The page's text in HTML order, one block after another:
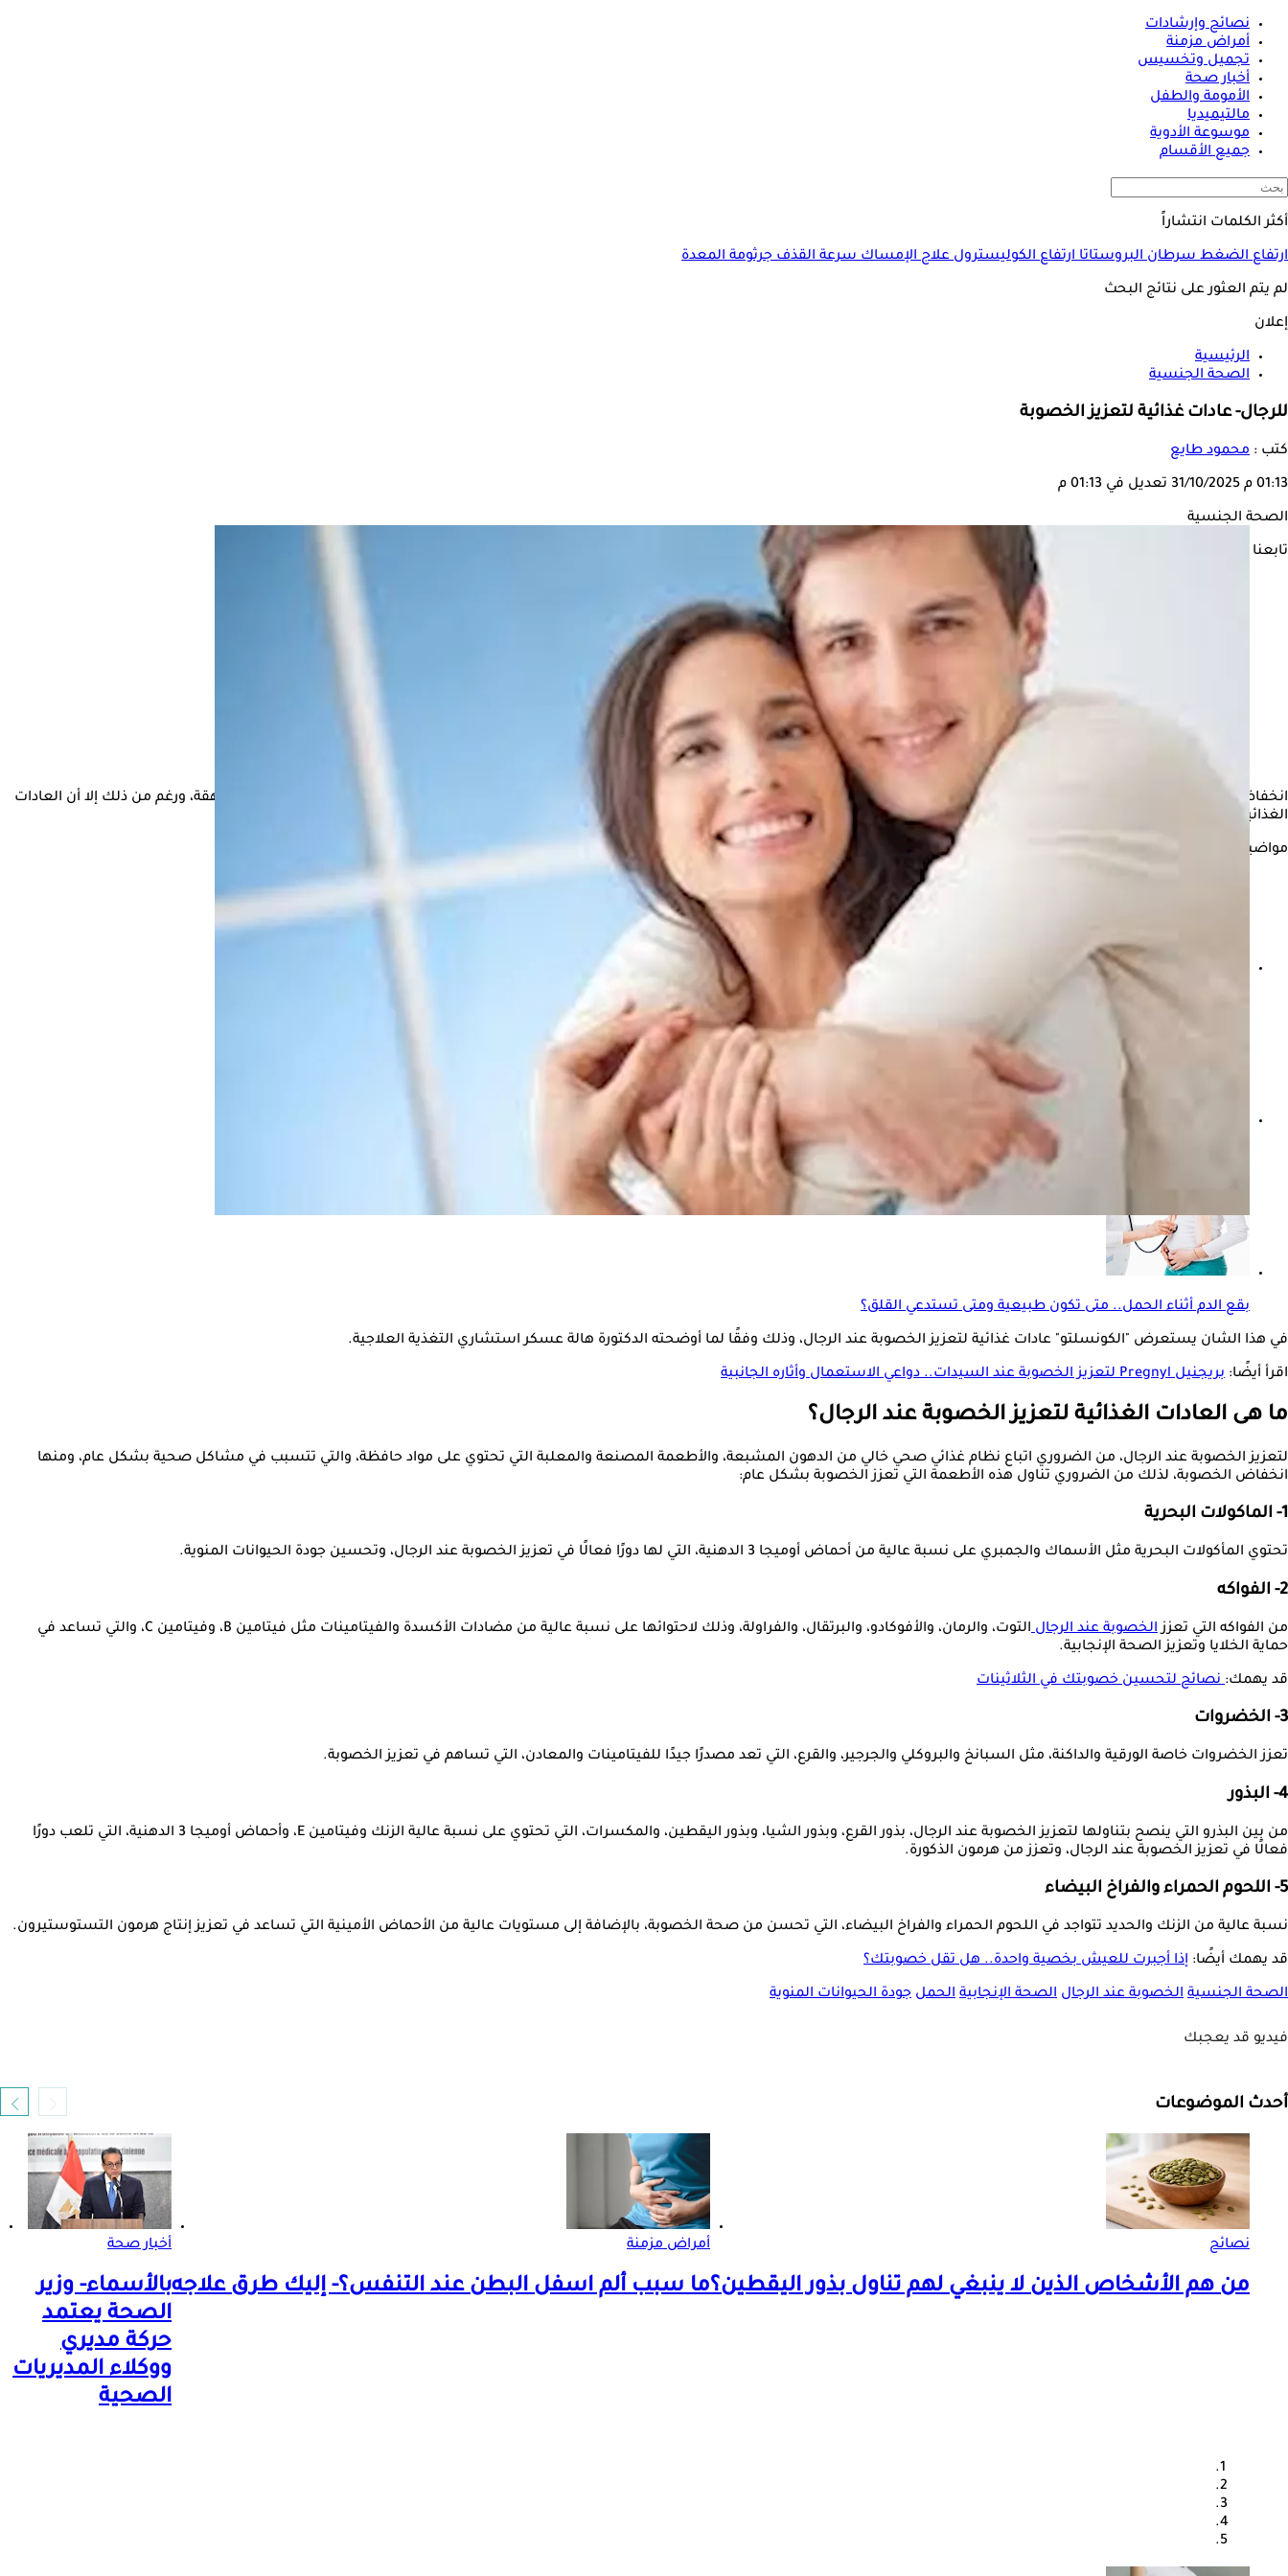
نصائح وإرشادات
أمراض مزمنة
تجميل وتخسيس
أخبار صحة
الأمومة والطفل
مالتيميديا
موسوعة الأدوية
جميع الأقسام
أكثر الكلمات انتشاراً
ارتفاع الضغطسرطان البروستاتاارتفاع الكوليسترولعلاج الإمساكسرعة القذفجرثومة المعدة
لم يتم العثور على نتائج البحث
إعلان
الرئيسية
الصحة الجنسية
للرجال- عادات غذائية لتعزيز الخصوبة
كتب : محمود طايع
01:13 م 31/10/2025 تعديل في 01:13 م
الصحة الجنسية
تابعنا على
انخفاض الخصوبة عند الرجال، من الحالات الصحية التي تتطلب التدخل الطبي لضمان القدرة على الإنجاب، وعدم حدوث بعض التهديدات المعقدة، التي تتطلب إجراءات طبية مرهقة، ورغم من ذلك إلا أن العادات
الغذائية لها دورًا فعالًا في هذه الحالة.
مواضيع ذات صلة
هل يؤثر مضغ التبغ على صحة الحيوانات المنوية عند الرجال؟
بقع الدم أثناء الحمل.. متى تكون طبيعية ومتى تستدعي القلق؟
في هذا الشان يستعرض "الكونسلتو" عادات غذائية لتعزيز الخصوبة عند الرجال، وذلك وفقًا لما أوضحته الدكتورة هالة عسكر استشاري التغذية العلاجية.
اقرأ أيضًا: بريجنيل Pregnyl لتعزيز الخصوبة عند السيدات.. دواعي الاستعمال وأثاره الجانبية
ما هى العادات الغذائية لتعزيز الخصوبة عند الرجال؟
لتعزيز الخصوبة عند الرجال، من الضروري اتباع نظام غذائي صحي خالي من الدهون المشبعة، والأطعمة المصنعة والمعلبة التي تحتوي على مواد حافظة، والتي تتسبب في مشاكل صحية بشكل عام، ومنها
انخفاض الخصوبة، لذلك من الضروري تناول هذه الأطعمة التي تعزز الخصوبة بشكل عام:
1- الماكولات البحرية
تحتوي المأكولات البحرية مثل الأسماك والجمبري على نسبة عالية من أحماض أوميجا 3 الدهنية، التي لها دورًا فعالًا في تعزيز الخصوبة عند الرجال، وتحسين جودة الحيوانات المنوية.
2- الفواكه
من الفواكه التي تعززالخصوبة عند الرجال
التوت، والرمان، والأفوكادو، والبرتقال، والفراولة، وذلك لاحتوائها على نسبة عالية من مضادات الأكسدة والفيتامينات مثل فيتامين B، وفيتامين C، والتي تساعد في
حماية الخلايا وتعزيز الصحة الإنجابية.
قد يهمك:نصائح لتحسين خصوبتك في الثلاثينات
3- الخضروات
تعزز الخضروات خاصة الورقية والداكنة، مثل السبانخ والبروكلي والجرجير، والقرع، التي تعد مصدرًا جيدًا للفيتامينات والمعادن، التي تساهم في تعزيز الخصوبة.
4- البذور
من بين البذرو التي ينصح بتناولها لتعزيز الخصوبة عند الرجال، بذور القرع، وبذور الشيا، وبذور اليقطين، والمكسرات، التي تحتوي على نسبة عالية الزنك وفيتامين E، وأحماض أوميجا 3 الدهنية، التي تلعب دورًا
فعالًا في تعزيز الخصوبة عند الرجال، وتعزز من هرمون الذكورة.
5- اللحوم الحمراء والفراخ البيضاء
نسبة عالية من الزنك والحديد تتواجد في اللحوم الحمراء والفراخ البيضاء، التي تحسن من صحة الخصوبة، بالإضافة إلى مستويات عالية من الأحماض الأمينية التي تساعد في تعزيز إنتاج هرمون التستوستيرون.
قد يهمك أيضًا: إذا أجبرت للعيش بخصية واحدة.. هل تقل خصوبتك؟
الصحة الجنسية الخصوبة عند الرجال الصحة الإنجابية الحمل جودة الحيوانات المنوية
فيديو قد يعجبك
أحدث الموضوعات
نصائح
من هم الأشخاص الذين لا ينبغي لهم تناول بذور اليقطين؟
أمراض مزمنة
ما سبب ألم اسفل البطن عند التنفس؟- إليك طرق علاجه
أخبار صحة
بالأسماء- وزير
الصحة يعتمد
حركة مديري
ووكلاء المديريات
الصحية